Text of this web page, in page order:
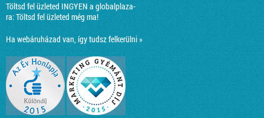
Töltsd fel üzleted INGYEN a globalplaza-
ra:Töltsd fel üzleted még ma!
Ha webáruházad van, így tudsz felkerülni »